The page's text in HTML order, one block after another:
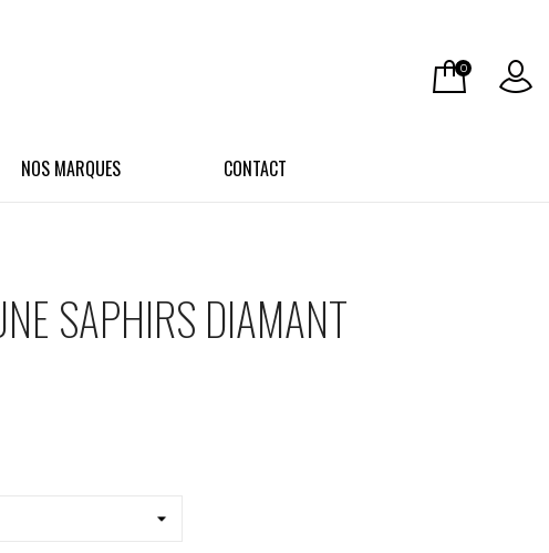
0
NOS MARQUES CONTACT
SAPHIRS DIAMANT